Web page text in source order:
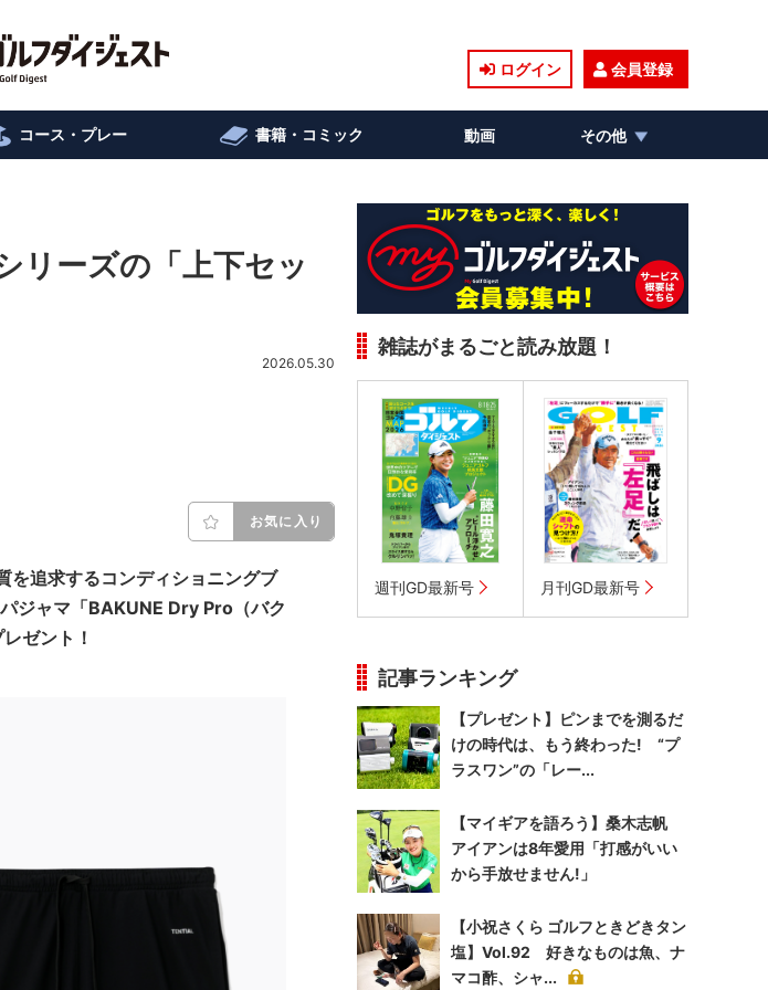
ログイン 会員登録
コース・プレー 書籍・コミック 動画 その他
リーズの「上下セッ
2026.05.30
お気に入り
を追求するコンディショニングブ
ジャマ「BAKUNE Dry Pro（バク
ゼント！
雑誌がまるごと読み放題！
週刊GD最新号 月刊GD最新号
記事ランキング
【プレゼント】ピンまでを測るだ
けの時代は、もう終わった! “プ
ラスワン”の「レー...
【マイギアを語ろう】桑木志帆
アイアンは8年愛用「打感がいい
から手放せません!」
【小祝さくら ゴルフときどきタン
塩】Vol.92 好きなものは魚、ナ
マコ酢、シャ...